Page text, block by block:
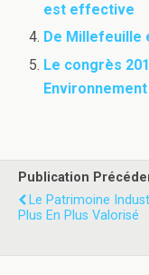
est effective
De Millefeuille
Le congrès
Publication
Le Patrimoine
Plus En Plus Valorisé